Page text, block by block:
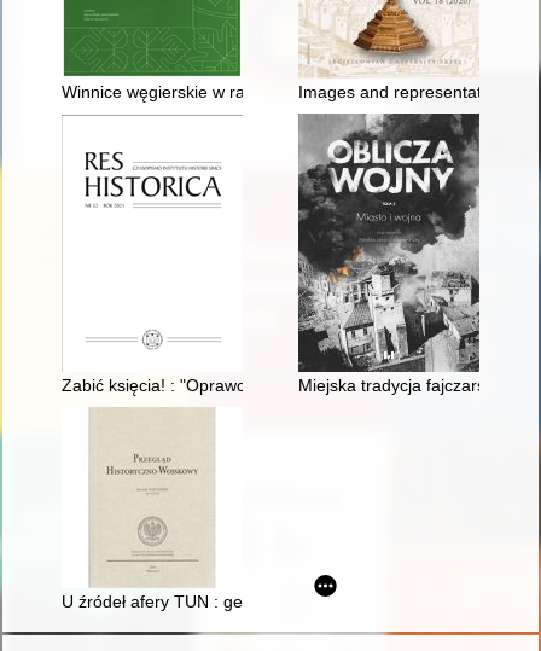
Winnice węgierskie w rachunkach klasztoru karmelitów na
Images and representations of
Zabić księcia! : "Oprawcy" księcia Andrzeja Bogolubskiego w
Miejska tradycja fajczarska w
U źródeł afery TUN : generał Stanisław Tatar, rozpad